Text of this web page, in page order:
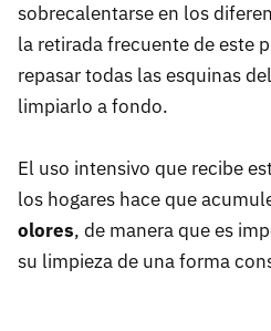
sobrecalentarse en los
la retirada frecuente de este
repasar todas las esquinas
limpiarlo a fondo.
El uso intensivo que recibe
los hogares hace que
olores, de manera que es
su limpieza de una forma